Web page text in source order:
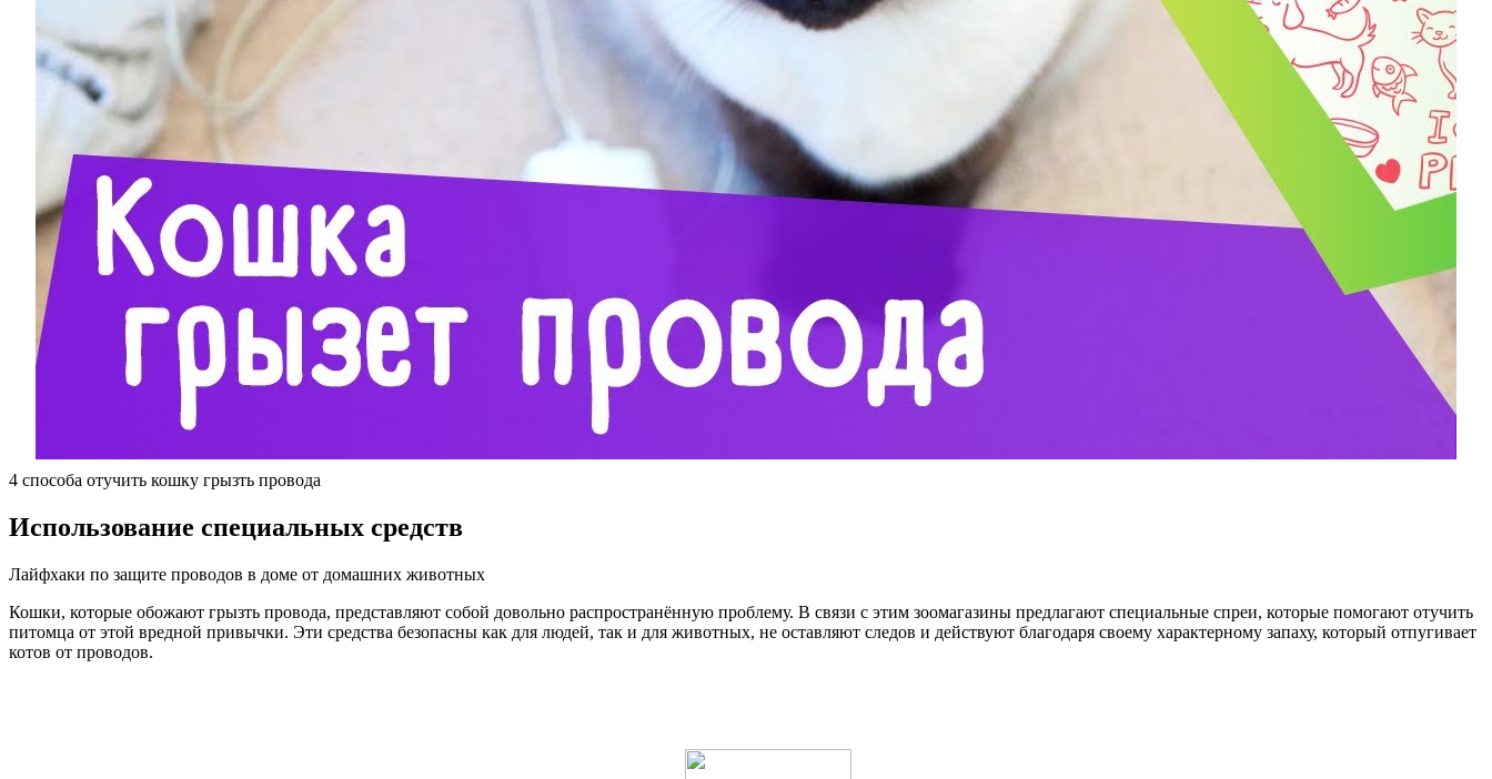
4 способа отучить кошку грызть провода
Использование специальных средств
Лайфхаки по защите проводов в доме от домашних животных
Кошки, которые обожают грызть провода, представляют собой довольно распространённую проблему. В связи с этим зоомагазины предлагают специальные спреи, которые помогают отучить
питомца от этой вредной привычки. Эти средства безопасны как для людей, так и для животных, не оставляют следов и действуют благодаря своему характерному запаху, который отпугивает
котов от проводов.